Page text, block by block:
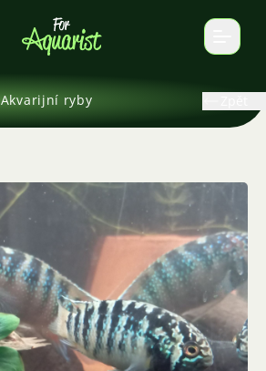
Akvarijní ryby